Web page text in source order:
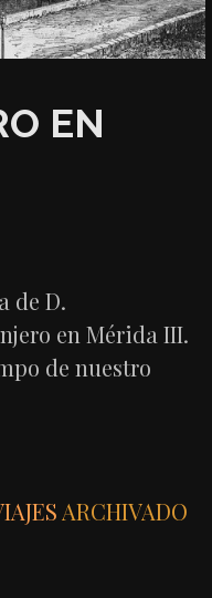
EN
de D.
en Mérida III.
de nuestro
ARCHIVADO